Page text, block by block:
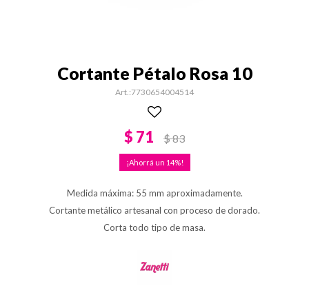
Cortante Pétalo Rosa 10
7730654004514
$ 71 $83
14
Medida máxima: 55 mm aproximadamente.
Cortante metálico artesanal con proceso de dorado.
Corta todo tipo de masa.